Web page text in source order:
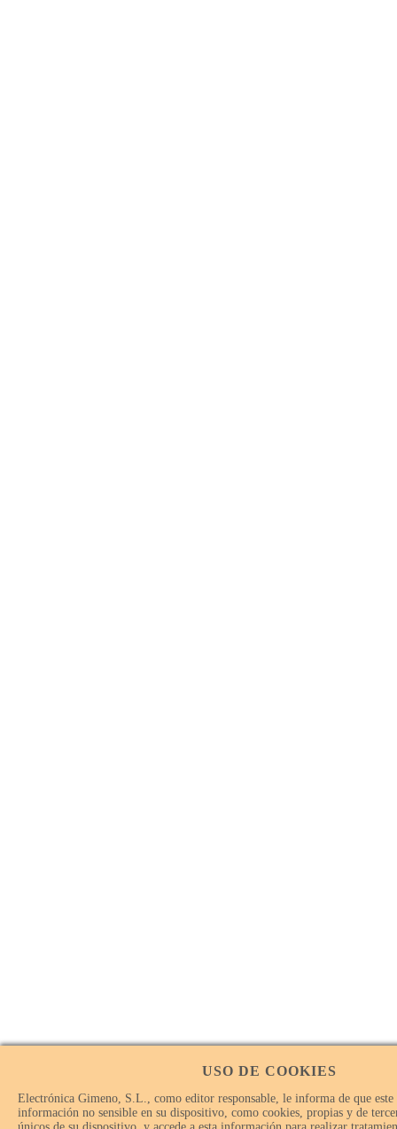
USO DE COOKIES
Electrónica Gimeno, S.L., como editor responsable, le informa de que este
información no sensible en su dispositivo, como cookies, propias y de